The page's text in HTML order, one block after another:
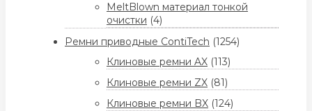
MeltBlown материал тонкой
очистки (4)
Ремни приводные ContiTech (1254)
Клиновые ремни AX (113)
Клиновые ремни ZX (81)
Клиновые ремни BX (124)